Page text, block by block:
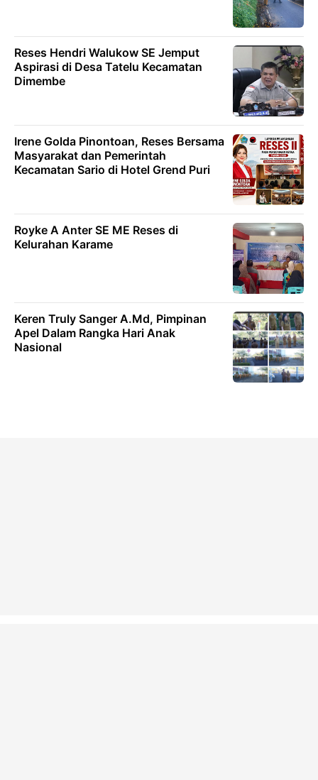
Reses Hendri Walukow SE Jemput
Aspirasi di Desa Tatelu Kecamatan
Dimembe
Irene Golda Pinontoan, Reses Bersama
Masyarakat dan Pemerintah
Kecamatan Sario di Hotel Grend Puri
Royke A Anter SE ME Reses di
Kelurahan Karame
Keren Truly Sanger A.Md, Pimpinan
Apel Dalam Rangka Hari Anak
Nasional